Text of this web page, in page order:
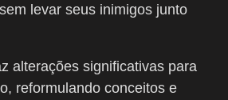
levar seus inimigos junto
alterações significativas para
reformulando conceitos e